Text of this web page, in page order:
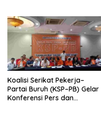
Koalisi Serikat Pekerja–
Partai Buruh (KSP–PB) Gelar
Konferensi Pers dan